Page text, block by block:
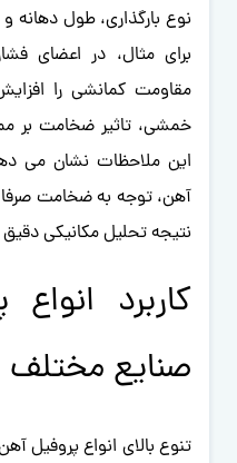
نوع بارگذاری، طول دهانه
برای مثال، در اعضای
مقاومت کمانشی را
خمشی، تاثیر ضخامت بر
این ملاحظات نشان می
آهن، توجه به ضخامت
نتیجه تحلیل مکانیکی
کاربرد
صنایع مختلف
تنوع بالای انواع پروفیل